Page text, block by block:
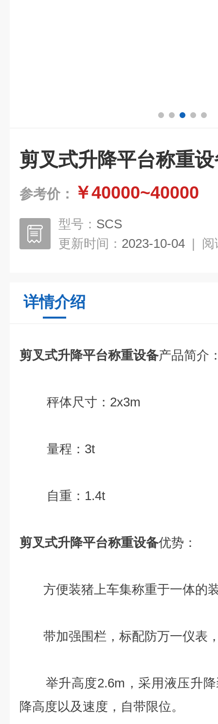
剪叉式升降平台称重
参考价： ￥40000~40000
型号： SCS
更新时间： 2023-10-04 | 阅
详情介绍
剪叉式升降平台称重设备产品简介
秤体尺寸：2x3m
量程：3t
自重：1.4t
剪叉式升降平台称重设备优势：
方便装猪上车集称重于一体的
带加强围栏，标配防万一仪表
举升高度2.6m，采用液压升降
降高度以及速度，自带限位。